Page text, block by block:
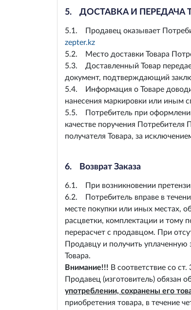
5. ДОСТАВКА И ПЕРЕДАЧА
5.1. Продавец оказывает
zepter.kz
5.2. Место доставки Товара
5.3. Доставленный Товар
документ, подтверждающий
5.4. Информация о Товаре
нанесения маркировки или иным
5.5. Потребитель при оформлении
качестве поручения Потребителя
получателя Товара, за
6. Возврат Заказа
6.1. При возникновении
6.2. Потребитель вправе в
месте покупки или иных местах,
расцветки, комплектации и тому
перерасчет с продавцом. При
Продавцу и получить
Товара.
Внимание!!! В соответствие со
Продавец (изготовитель) обязан
употреблении, сохранены его
приобретения товара, в течение